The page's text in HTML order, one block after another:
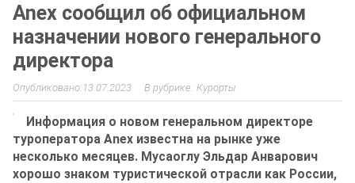
Anex сообщил об официальном
назначении нового генерального
директора
13.07.2023 Курорты
Информация о новом генеральном директоре
туроператора Anex известна на рынке уже
несколько месяцев. Мусаоглу Эльдар Анварович
хорошо знаком туристической отрасли как России,